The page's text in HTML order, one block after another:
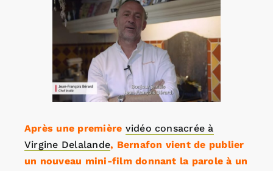
Après une première vidéo consacrée à
Virgine Delalande, Bernafon vient de publier
un nouveau mini-film donnant la parole à un